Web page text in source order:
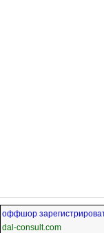
оффшор
dal-consult.com